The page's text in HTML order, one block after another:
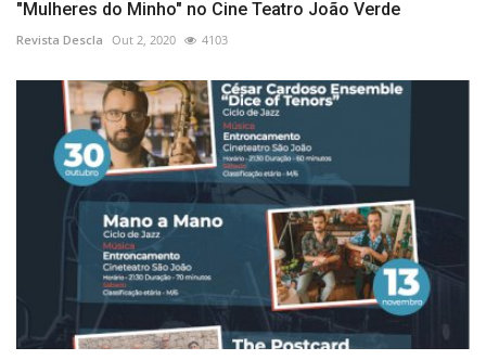
"Mulheres do Minho" no Cine Teatro João Verde
Revista Descla Out 2, 2020 4103